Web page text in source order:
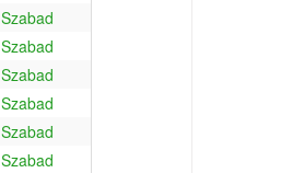
Szabad
Szabad
Szabad
Szabad
Szabad
Szabad